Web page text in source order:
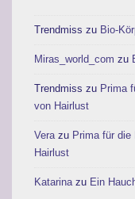
Trendmiss zu Bio-
Miras_world_com zu
Trendmiss zu Prima
von Hairlust
Verazu Prima für
Hairlust
Katarinazu Ein